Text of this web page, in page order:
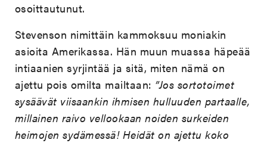
osoittautunut.
Stevenson nimittäin kammoksuu moniakin
asioita Amerikassa. Hän muun muassa häpeää
intiaanien syrjintää ja sitä, miten nämä on
ajettu pois omilta mailtaan: ”Jos sortotoimet
sysäävät viisaankin ihmisen hulluuden partaalle,
millainen raivo vellookaan noiden surkeiden
heimojen sydämessä! Heidät on ajettu koko